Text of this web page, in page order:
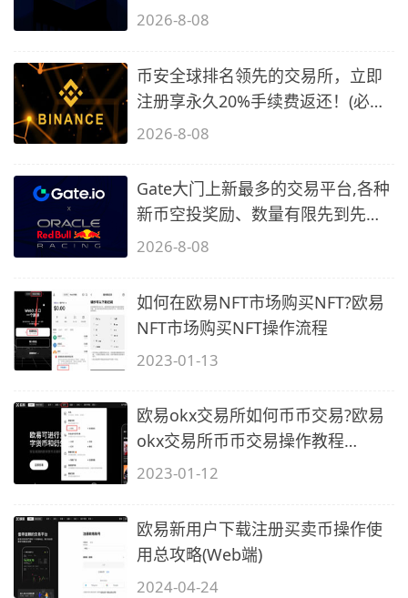
备1)
2026-8-08
币安全球排名领先的交易所，立即
注册享永久20%手续费返还！(必备
2)
2026-8-08
Gate大门上新最多的交易平台,各种
新币空投奖励、数量有限先到先
得…
2026-8-08
如何在欧易NFT市场购买NFT?欧易
NFT市场购买NFT操作流程
2023-01-13
欧易okx交易所如何币币交易?欧易
okx交易所币币交易操作教程
(APP/Web端)
2023-01-12
欧易新用户下载注册买卖币操作使
用总攻略(Web端)
2024-04-24